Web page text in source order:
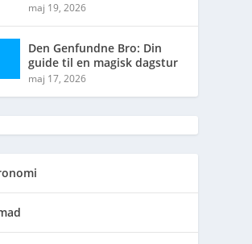
maj 19, 2026
Den Genfundne Bro: Din
guide til en magisk dagstur
maj 17, 2026